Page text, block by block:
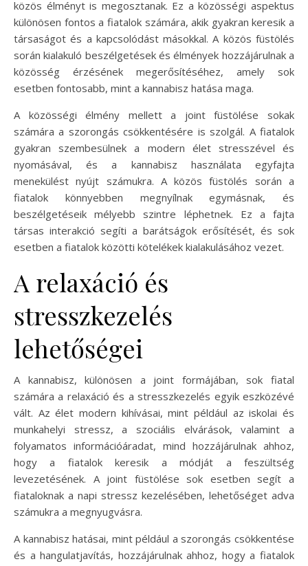
közös élményt is megosztanak. Ez a közösségi aspektus
különösen fontos a fiatalok számára, akik gyakran keresik a
társaságot és a kapcsolódást másokkal. A közös füstölés
során kialakuló beszélgetések és élmények hozzájárulnak a
közösség érzésének megerősítéséhez, amely sok
esetben fontosabb, mint a kannabisz hatása maga.
A közösségi élmény mellett a joint füstölése sokak
számára a szorongás csökkentésére is szolgál. A fiatalok
gyakran szembesülnek a modern élet stresszével és
nyomásával, és a kannabisz használata egyfajta
menekülést nyújt számukra. A közös füstölés során a
fiatalok könnyebben megnyílnak egymásnak, és
beszélgetéseik mélyebb szintre léphetnek. Ez a fajta
társas interakció segíti a barátságok erősítését, és sok
esetben a fiatalok közötti kötelékek kialakulásához vezet.
A relaxáció és
stresszkezelés
lehetőségei
A kannabisz, különösen a joint formájában, sok fiatal
számára a relaxáció és a stresszkezelés egyik eszközévé
vált. Az élet modern kihívásai, mint például az iskolai és
munkahelyi stressz, a szociális elvárások, valamint a
folyamatos információáradat, mind hozzájárulnak ahhoz,
hogy a fiatalok keresik a módját a feszültség
levezetésének. A joint füstölése sok esetben segít a
fiataloknak a napi stressz kezelésében, lehetőséget adva
számukra a megnyugvásra.
A kannabisz hatásai, mint például a szorongás csökkentése
és a hangulatjavítás, hozzájárulnak ahhoz, hogy a fiatalok